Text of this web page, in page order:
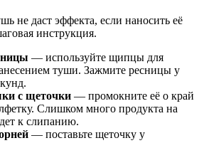
не даст эффекта, если наносить её
инструкция.
— используйте щипцы для
туши. Зажмите ресницы у
с щеточки — промокните её о край
Слишком много продукта на
к слипанию.
— поставьте щеточку у